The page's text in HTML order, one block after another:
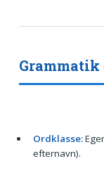
Grammatik
Ordklasse:
efternavn).